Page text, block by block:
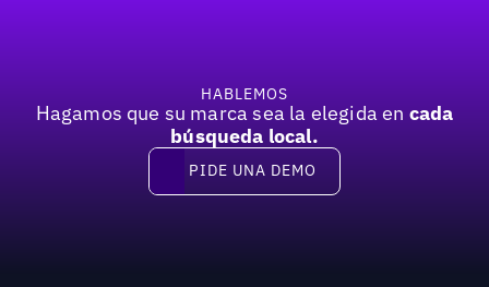
HABLEMOS
Hagamos que su marca sea la elegida en cada
búsqueda local.
Pide una demo
PIDE UNA DEMO